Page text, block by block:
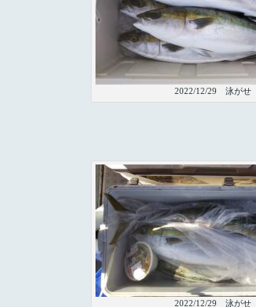
2022/12/29 泳がせ
2022/12/29 泳がせ